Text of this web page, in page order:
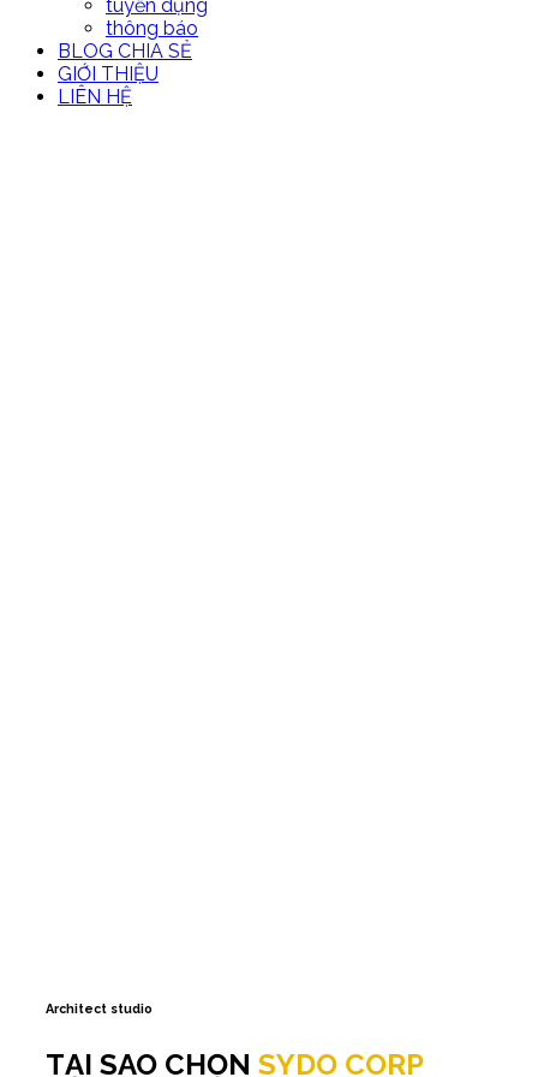
tuyển dụng
thông báo
BLOG CHIA SẺ
GIỚI THIỆU
LIÊN HỆ
Architect studio
TẠI SAO CHỌN SYDO CORP